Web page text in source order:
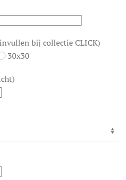
bij collectie CLICK)
30x30